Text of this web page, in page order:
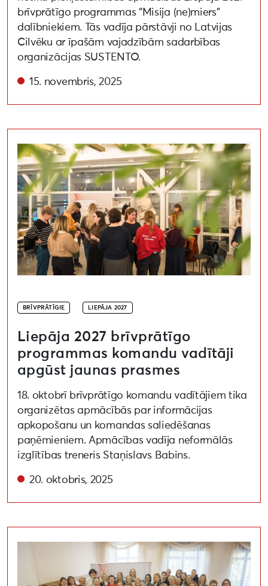
brīvprātīgo programmas “Misija (ne)miers”
dalībniekiem. Tās vadīja pārstāvji no Latvijas
Cilvēku ar īpašām vajadzībām sadarbības
organizācijas SUSTENTO.
15. novembris, 2025
BRĪVPRĀTĪGIE LIEPĀJA 2027
Liepāja 2027 brīvprātīgo
programmas komandu vadītāji
apgūst jaunas prasmes
18. oktobrī brīvprātīgo komandu vadītājiem tika
organizētas apmācībās par informācijas
apkopošanu un komandas saliedēšanas
paņēmieniem. Apmācības vadīja neformālās
izglītības treneris Staņislavs Babins.
20. oktobris, 2025